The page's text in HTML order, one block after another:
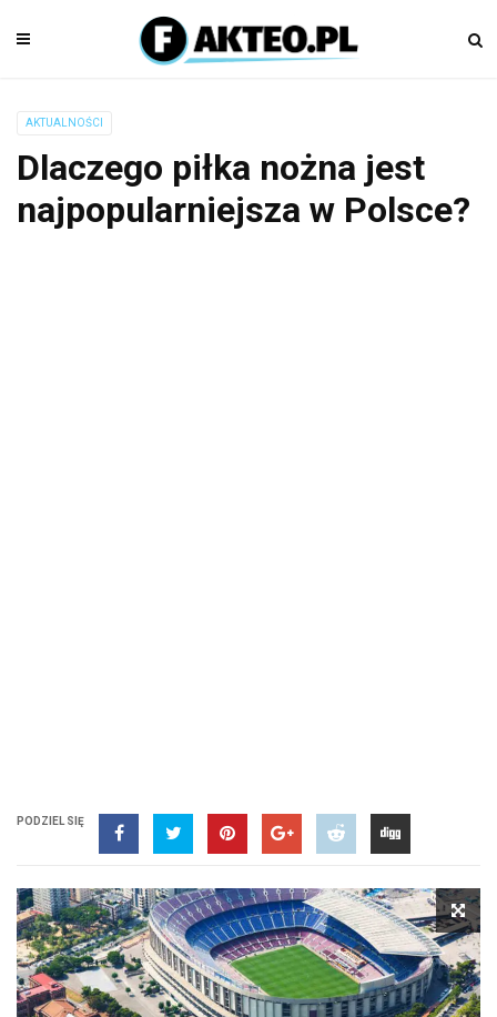
AKTUALNOŚCI
Dlaczego piłka nożna jest
najpopularniejsza w Polsce?
PODZIEL SIĘ